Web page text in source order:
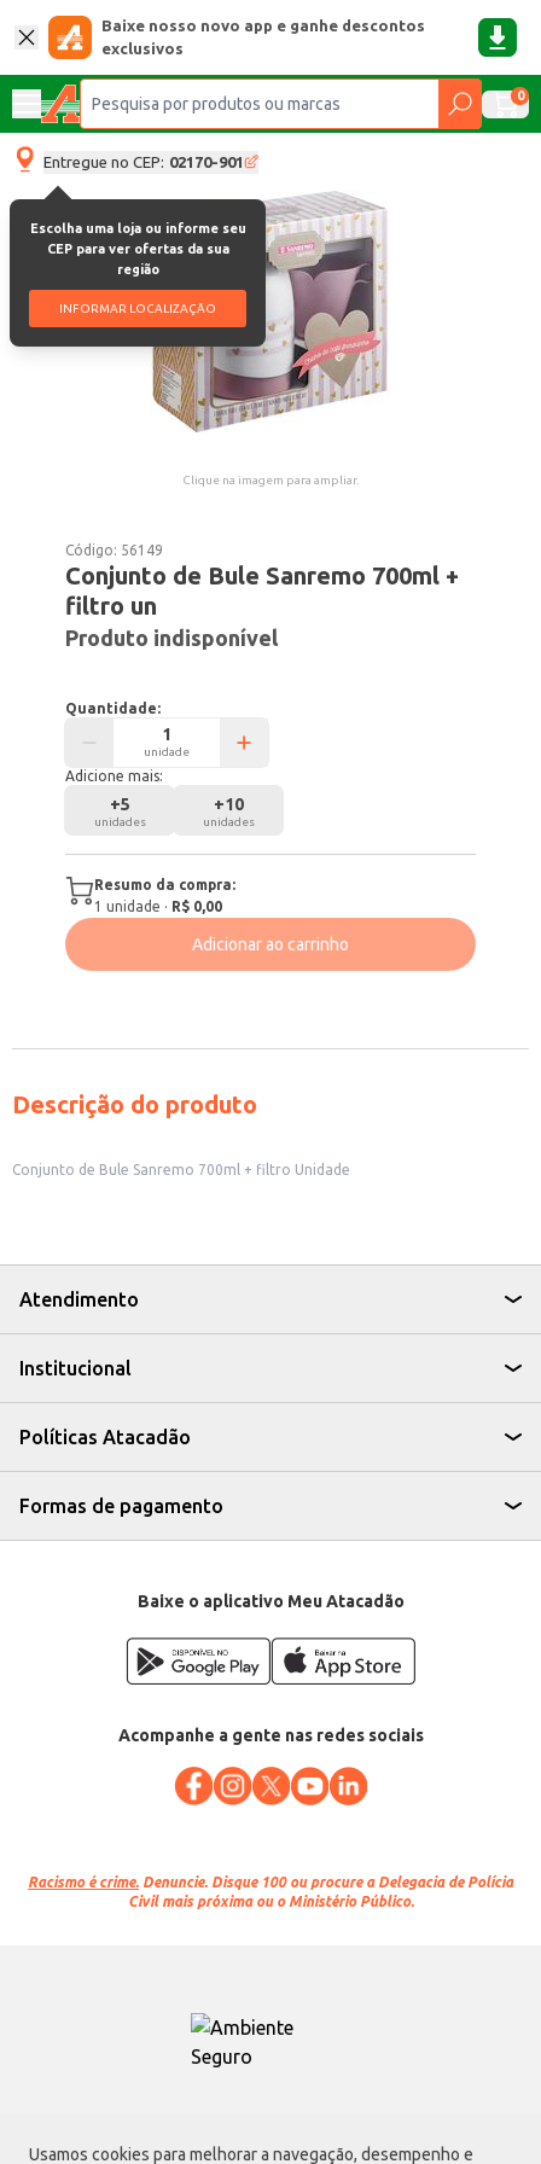
Usamos cookies para melhorar a navegação, desempenho e
Baixe nosso novo app e ganhe descontos
exclusivos
0
Entregue no CEP: 02170-901
Escolha uma loja ou informe seu
CEP para ver ofertas da sua
região
INFORMAR LOCALIZAÇÃO
Clique na imagem para ampliar.
Código: 56149
Conjunto de Bule Sanremo 700ml +
filtro un
Produto indisponível
Quantidade:
unidade
Adicione mais:
+5
unidades
+10
unidades
Resumo da compra:
1 unidade · R$ 0,00
Adicionar ao carrinho
Descrição do produto
Conjunto de Bule Sanremo 700ml + filtro Unidade
Atendimento
Institucional
Políticas Atacadão
Formas de pagamento
Baixe o aplicativo Meu Atacadão
Acompanhe a gente nas redes sociais
Racismo é crime. Denuncie. Disque 100 ou procure a Delegacia de Polícia
Civil mais próxima ou o Ministério Público.
Atacadão S.A.